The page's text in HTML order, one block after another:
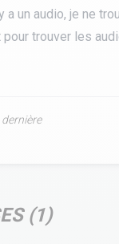
un audio, je ne
trouver les
dernière
(1)